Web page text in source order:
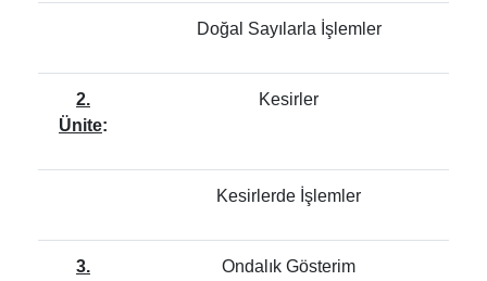
Doğal Sayılarla İşlemler
2.
Ünite:
Kesirler
Kesirlerde İşlemler
3.
Ondalık Gösterim